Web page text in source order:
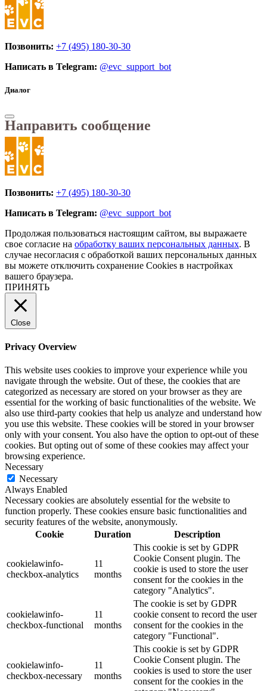
Позвонить: +7 (495) 180-30-30
Написать в Telegram: @evc_support_bot
Диалог
Направить сообщение
Позвонить: +7 (495) 180-30-30
Написать в Telegram: @evc_support_bot
Продолжая пользоваться настоящим сайтом, вы выражаете
свое согласие на обработку ваших персональных данных. В
случае несогласия с обработкой ваших персональных данных
вы можете отключить сохранение Cookies в настройках
вашего браузера.
ПРИНЯТЬ
Close
Privacy Overview
This website uses cookies to improve your experience while you
navigate through the website. Out of these, the cookies that are
categorized as necessary are stored on your browser as they are
essential for the working of basic functionalities of the website. We
also use third-party cookies that help us analyze and understand how
you use this website. These cookies will be stored in your browser
only with your consent. You also have the option to opt-out of these
cookies. But opting out of some of these cookies may affect your
browsing experience.
Necessary
Necessary
Always Enabled
Necessary cookies are absolutely essential for the website to
function properly. These cookies ensure basic functionalities and
security features of the website, anonymously.
Cookie
Duration Description
cookielawinfo-
checkbox-analytics
11
months
This cookie is set by GDPR
Cookie Consent plugin. The
cookie is used to store the user
consent for the cookies in the
category "Analytics".
cookielawinfo-
checkbox-functional
11
months
The cookie is set by GDPR
cookie consent to record the user
consent for the cookies in the
category "Functional".
cookielawinfo-
checkbox-necessary
11
months
This cookie is set by GDPR
Cookie Consent plugin. The
cookies is used to store the user
consent for the cookies in the